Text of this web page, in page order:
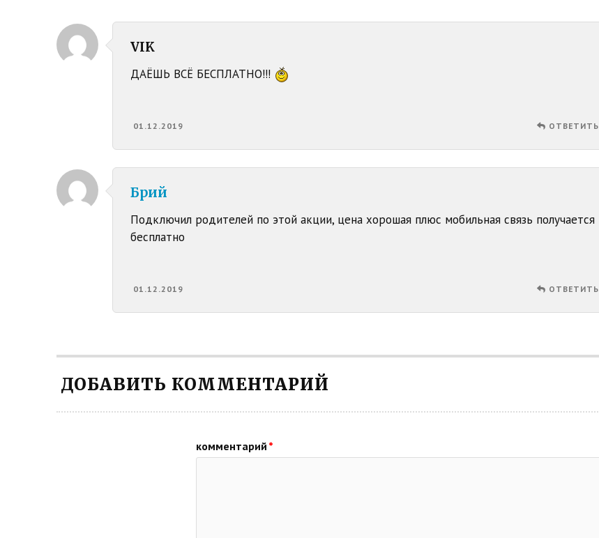
VIK
ДАЁШЬ ВСЁ БЕСПЛАТНО!!!
01.12.2019 ОТВЕТИТЬ
Брий
Подключил родителей по этой акции, цена хорошая плюс мобильная связь получается
бесплатно
01.12.2019 ОТВЕТИТЬ
ДОБАВИТЬ КОММЕНТАРИЙ
комментарий *